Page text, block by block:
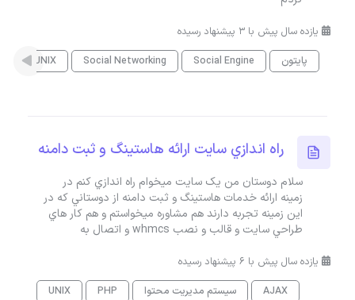
یازده سال پیش با 3 پیشنهاد رسیده
پایتون
Social Engine
Social Networking
UNIX
راه اندازي سايت ارائه هاستينگ و ثبت دامنه
سلام دوستان من يک سايت ميخوام راه اندازي کنم در
زمينه ارائه خدمات هاستينگ و ثبت دامنه از دوستاني که در
اين زمينه تجربه دارند هم مشاوره ميخواستم و هم کار هاي
طراحي سايت و قالب و نصب whmcs و اتصال به
یازده سال پیش با 6 پیشنهاد رسیده
AJAX
سیستم مدیریت محتوا PHP
UNIX